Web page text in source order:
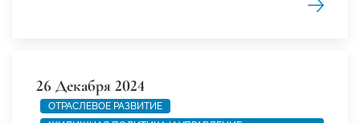
26 Декабря 2024
ОТРАСЛЕВОЕ РАЗВИТИЕ